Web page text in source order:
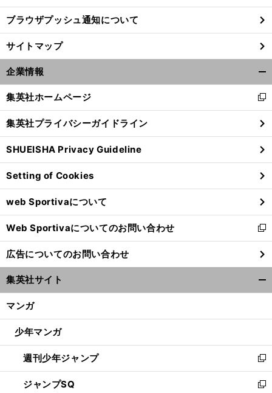
ブラウザプッシュ通知について
サイトマップ
企業情報
閉
る
集英社ホームページ
新
し
い
ウ
ィ
ン
ド
ウ
で
開
く
集英社プライバシーガイドライン
SHUEISHA Privacy Guideline
Setting of Cookies
web Sportivaについて
Web Sportivaについてのお問い合わせ
新
し
い
ウ
ィ
ン
ウ
開
く
広告についてのお問い合わせ
集英社サイト
マンガ
少年マンガ
週刊少年ジャンプ
新
し
い
ジャンプSQ
新